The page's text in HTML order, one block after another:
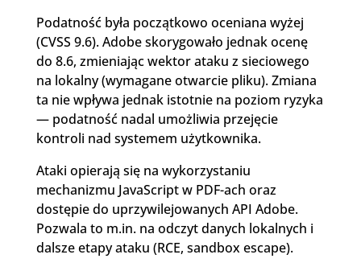
Podatność była początkowo oceniana wyżej
(CVSS 9.6). Adobe skorygowało jednak ocenę
do 8.6, zmieniając wektor ataku z sieciowego
na lokalny (wymagane otwarcie pliku). Zmiana
ta nie wpływa jednak istotnie na poziom ryzyka
— podatność nadal umożliwia przejęcie
kontroli nad systemem użytkownika.
Ataki opierają się na wykorzystaniu
mechanizmu JavaScript w PDF-ach oraz
dostępie do uprzywilejowanych API Adobe.
Pozwala to m.in. na odczyt danych lokalnych i
dalsze etapy ataku (RCE, sandbox escape).